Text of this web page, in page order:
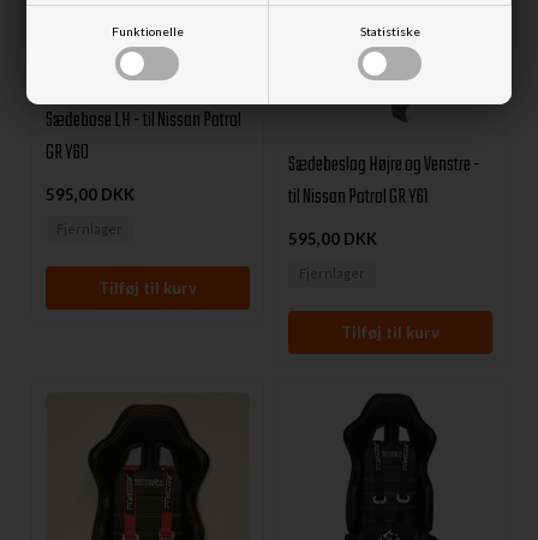
Funktionelle Statistiske
Sædebase LH - til Nissan Patrol
GR Y60
595,00 DKK
Fjernlager
Sædebeslag Højre og Venstre -
til Nissan Patrol GR Y61
595,00 DKK
Fjernlager